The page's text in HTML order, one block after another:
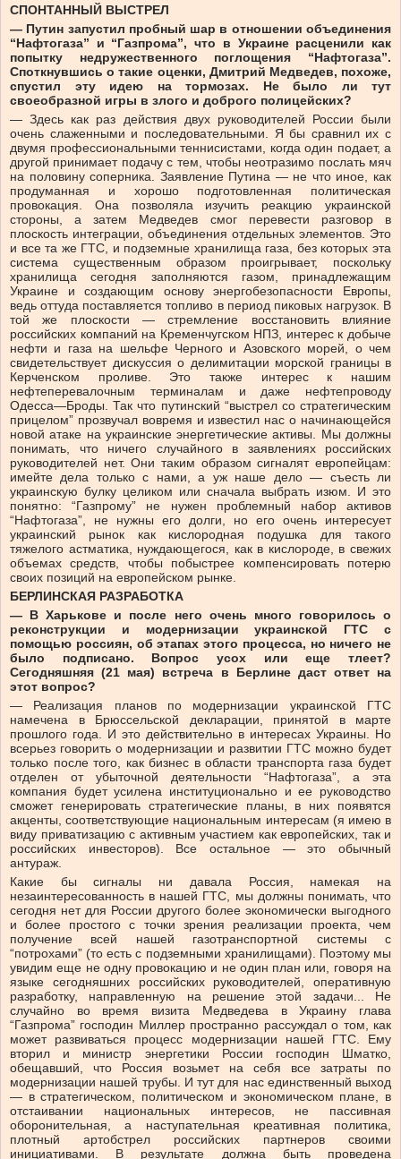
СПОНТАННЫЙ ВЫСТРЕЛ
— Путин запустил пробный шар в отношении объединения
“Нафтогаза” и “Газпрома”, что в Украине расценили как
попытку недружественного поглощения “Нафтогаза”.
Споткнувшись о такие оценки, Дмитрий Медведев, похоже,
спустил эту идею на тормозах. Не было ли тут
своеобразной игры в злого и доброго полицейских?
— Здесь как раз действия двух руководителей России были
очень слаженными и последовательными. Я бы сравнил их с
двумя профессиональными теннисистами, когда один подает, а
другой принимает подачу с тем, чтобы неотразимо послать мяч
на половину соперника. Заявление Путина — не что иное, как
продуманная и хорошо подготовленная политическая
провокация. Она позволяла изучить реакцию украинской
стороны, а затем Медведев смог перевести разговор в
плоскость интеграции, объединения отдельных элементов. Это
и все та же ГТС, и подземные хранилища газа, без которых эта
система существенным образом проигрывает, поскольку
хранилища сегодня заполняются газом, принадлежащим
Украине и создающим основу энергобезопасности Европы,
ведь оттуда поставляется топливо в период пиковых нагрузок. В
той же плоскости — стремление восстановить влияние
российских компаний на Кременчугском НПЗ, интерес к добыче
нефти и газа на шельфе Черного и Азовского морей, о чем
свидетельствует дискуссия о делимитации морской границы в
Керченском проливе. Это также интерес к нашим
нефтеперевалочным терминалам и даже нефтепроводу
Одесса—Броды. Так что путинский “выстрел со стратегическим
прицелом” прозвучал вовремя и известил нас о начинающейся
новой атаке на украинские энергетические активы. Мы должны
понимать, что ничего случайного в заявлениях российских
руководителей нет. Они таким образом сигналят европейцам:
имейте дела только с нами, а уж наше дело — съесть ли
украинскую булку целиком или сначала выбрать изюм. И это
понятно: “Газпрому” не нужен проблемный набор активов
“Нафтогаза”, не нужны его долги, но его очень интересует
украинский рынок как кислородная подушка для такого
тяжелого астматика, нуждающегося, как в кислороде, в свежих
объемах средств, чтобы побыстрее компенсировать потерю
своих позиций на европейском рынке.
БЕРЛИНСКАЯ РАЗРАБОТКА
— В Харькове и после него очень много говорилось о
реконструкции и модернизации украинской ГТС с
помощью россиян, об этапах этого процесса, но ничего не
было подписано. Вопрос усох или еще тлеет?
Сегодняшняя (21 мая) встреча в Берлине даст ответ на
этот вопрос?
— Реализация планов по модернизации украинской ГТС
намечена в Брюссельской декларации, принятой в марте
прошлого года. И это действительно в интересах Украины. Но
всерьез говорить о модернизации и развитии ГТС можно будет
только после того, как бизнес в области транспорта газа будет
отделен от убыточной деятельности “Нафтогаза”, а эта
компания будет усилена институционально и ее руководство
сможет генерировать стратегические планы, в них появятся
акценты, соответствующие национальным интересам (я имею в
виду приватизацию с активным участием как европейских, так и
российских инвесторов). Все остальное — это обычный
антураж.
Какие бы сигналы ни давала Россия, намекая на
незаинтересованность в нашей ГТС, мы должны понимать, что
сегодня нет для России другого более экономически выгодного
и более простого с точки зрения реализации проекта, чем
получение всей нашей газотранспортной системы с
“потрохами” (то есть с подземными хранилищами). Поэтому мы
увидим еще не одну провокацию и не один план или, говоря на
языке сегодняшних российских руководителей, оперативную
разработку, направленную на решение этой задачи... Не
случайно во время визита Медведева в Украину глава
“Газпрома” господин Миллер пространно рассуждал о том, как
может развиваться процесс модернизации нашей ГТС. Ему
вторил и министр энергетики России господин Шматко,
обещавший, что Россия возьмет на себя все затраты по
модернизации нашей трубы. И тут для нас единственный выход
— в стратегическом, политическом и экономическом плане, в
отстаивании национальных интересов, не пассивная
оборонительная, а наступательная креативная политика,
плотный артобстрел российских партнеров своими
инициативами. В результате должна быть проведена